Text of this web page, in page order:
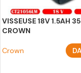
VISSEUSE 18V 1.5AH
CROWN
Crown